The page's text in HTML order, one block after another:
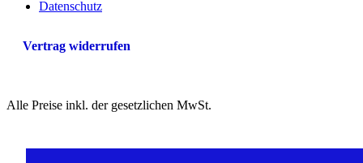
Datenschutz
Vertrag widerrufen
Alle Preise inkl. der gesetzlichen MwSt.